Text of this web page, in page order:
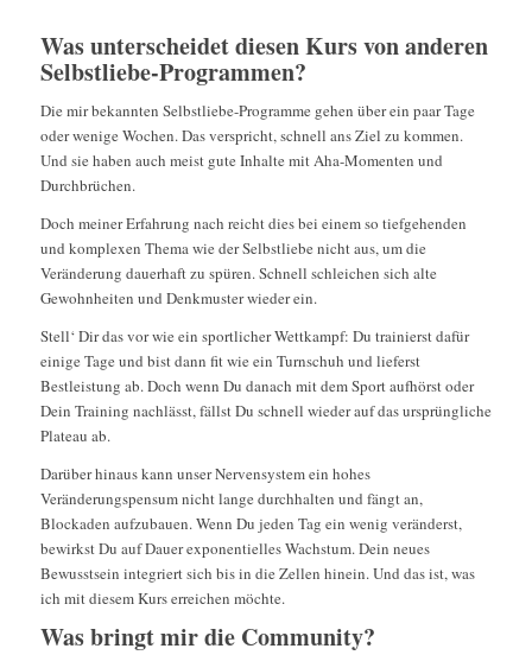
Was unterscheidet diesen Kurs von anderen
Selbstliebe-Programmen?
Die mir bekannten Selbstliebe-Programme gehen über ein paar Tage
oder wenige Wochen. Das verspricht, schnell ans Ziel zu kommen.
Und sie haben auch meist gute Inhalte mit Aha-Momenten und
Durchbrüchen.
Doch meiner Erfahrung nach reicht dies bei einem so tiefgehenden
und komplexen Thema wie der Selbstliebe nicht aus, um die
Veränderung dauerhaft zu spüren. Schnell schleichen sich alte
Gewohnheiten und Denkmuster wieder ein.
Stell‘ Dir das vor wie ein sportlicher Wettkampf: Du trainierst dafür
einige Tage und bist dann fit wie ein Turnschuh und lieferst
Bestleistung ab. Doch wenn Du danach mit dem Sport aufhörst oder
Dein Training nachlässt, fällst Du schnell wieder auf das ursprüngliche
Plateau ab.
Darüber hinaus kann unser Nervensystem ein hohes
Veränderungspensum nicht lange durchhalten und fängt an,
Blockaden aufzubauen. Wenn Du jeden Tag ein wenig veränderst,
bewirkst Du auf Dauer exponentielles Wachstum. Dein neues
Bewusstsein integriert sich bis in die Zellen hinein. Und das ist, was
ich mit diesem Kurs erreichen möchte.
Was bringt mir die Community?